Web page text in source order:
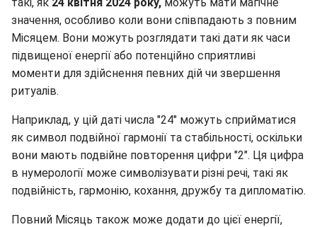
значення, особливо коли вони співпадають з повним
Місяцем. Вони можуть розглядати такі дати як часи
підвищеної енергії або потенційно сприятливі
моменти для здійснення певних дій чи звершення
ритуалів.
Наприклад, у цій даті числа "24" можуть сприйматися
як символ подвійної гармонії та стабільності, оскільки
вони мають подвійне повторення цифри "2". Ця цифра
в нумерології може символізувати різні речі, такі як
подвійність, гармонію, кохання, дружбу та дипломатію.
Повний Місяць також може додати до цієї енергії,